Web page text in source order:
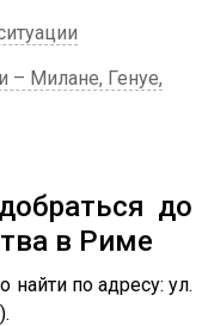
– Милане, Генуе,
до
в Риме
по адресу: ул.